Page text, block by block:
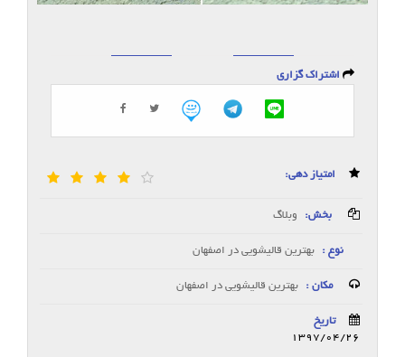
اشتراک گزاری
امتیاز دهی:
بخش: وبلاگ
نوع : بهترین قالیشویی در اصفهان
مکان : بهترین قالیشویی در اصفهان
تاریخ
1397/04/26